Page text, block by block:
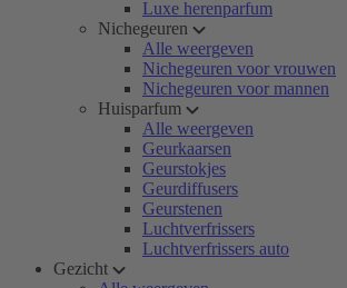
Luxe herenparfum
Nichegeuren
Alle weergeven
Nichegeuren voor vrouwen
Nichegeuren voor mannen
Huisparfum
Alle weergeven
Geurkaarsen
Geurstokjes
Geurdiffusers
Geurstenen
Luchtverfrissers
Luchtverfrissers auto
Gezicht